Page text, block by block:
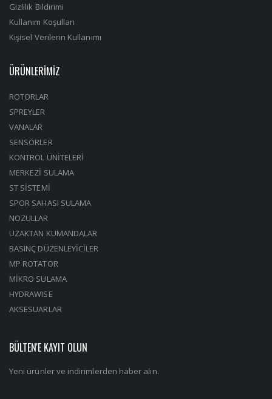
Gizlilik Bildirimi
Kullanım Koşulları
Kişisel Verilerin Kullanımı
ÜRÜNLERİMİZ
ROTORLAR
SPREYLER
VANALAR
SENSÖRLER
KONTROL ÜNİTELERİ
MERKEZİ SULAMA
ST SİSTEMİ
SPOR SAHASI SULAMA
NOZULLAR
UZAKTAN KUMANDALAR
BASINÇ DÜZENLEYİCİLER
MP ROTATOR
MİKRO SULAMA
HYDRAWISE
AKSESUARLAR
BÜLTEN'E KAYIT OLUN
Yeni ürünler ve indirimlerden haber alın.